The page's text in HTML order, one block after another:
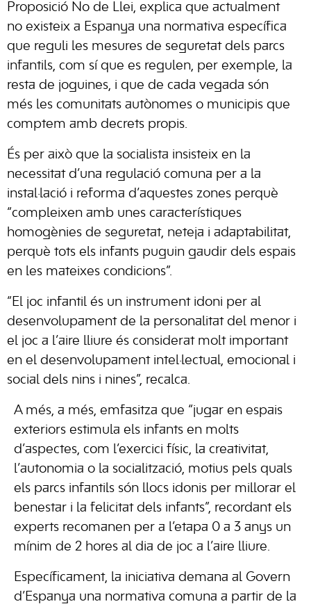
Proposició No de Llei, explica que actualment
no existeix a Espanya una normativa específica
que reguli les mesures de seguretat dels parcs
infantils, com sí que es regulen, per exemple, la
resta de joguines, i que de cada vegada són
més les comunitats autònomes o municipis que
comptem amb decrets propis.
És per això que la socialista insisteix en la
necessitat d’una regulació comuna per a la
instal·lació i reforma d’aquestes zones perquè
“compleixen amb unes característiques
homogènies de seguretat, neteja i adaptabilitat,
perquè tots els infants puguin gaudir dels espais
en les mateixes condicions”.
“El joc infantil és un instrument idoni per al
desenvolupament de la personalitat del menor i
el joc a l’aire lliure és considerat molt important
en el desenvolupament intel·lectual, emocional i
social dels nins i nines”, recalca.
A més, a més, emfasitza que “jugar en espais
exteriors estimula els infants en molts
d’aspectes, com l’exercici físic, la creativitat,
l’autonomia o la socialització, motius pels quals
els parcs infantils són llocs idonis per millorar el
benestar i la felicitat dels infants”, recordant els
experts recomanen per a l’etapa 0 a 3 anys un
mínim de 2 hores al dia de joc a l’aire lliure.
Específicament, la iniciativa demana al Govern
d’Espanya una normativa comuna a partir de la